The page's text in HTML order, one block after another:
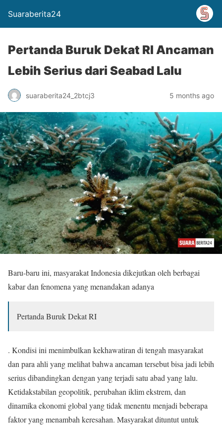
Suaraberita24
Pertanda Buruk Dekat RI Ancaman
Lebih Serius dari Seabad Lalu
suaraberita24_2btcj3 5 months ago
Baru-baru ini, masyarakat Indonesia dikejutkan oleh berbagai
kabar dan fenomena yang menandakan adanya
Pertanda Buruk Dekat RI
. Kondisi ini menimbulkan kekhawatiran di tengah masyarakat
dan para ahli yang melihat bahwa ancaman tersebut bisa jadi lebih
serius dibandingkan dengan yang terjadi satu abad yang lalu.
Ketidakstabilan geopolitik, perubahan iklim ekstrem, dan
dinamika ekonomi global yang tidak menentu menjadi beberapa
faktor yang menambah keresahan. Masyarakat dituntut untuk